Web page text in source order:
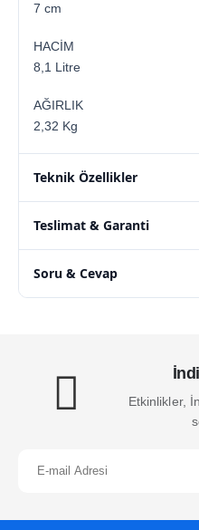
7 cm
HACİM
8,1 Litre
AĞIRLIK
2,32 Kg
Teknik Özellikler
Teslimat & Garanti
Soru & Cevap
Etkinlikler,